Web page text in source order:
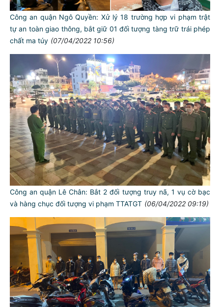
Công an quận Ngô Quyền: Xử lý 18 trường hợp vi phạm trật
tự an toàn giao thông, bắt giữ 01 đối tượng tàng trữ trái phép
chất ma túy (07/04/2022 10:56)
Công an quận Lê Chân: Bắt 2 đối tượng truy nã, 1 vụ cờ bạc
và hàng chục đối tượng vi phạm TTATGT (06/04/2022 09:19)